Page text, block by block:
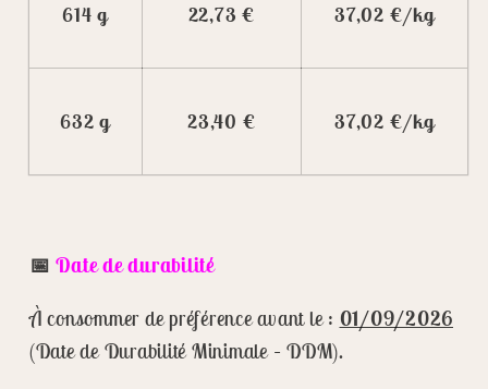
614 g 22,73 € 37,02 €/kg
632 g 23,40 € 37,02 €/kg
📅 Date de durabilité
À consommer de préférence avant le : 01/09/2026
(Date de Durabilité Minimale – DDM).